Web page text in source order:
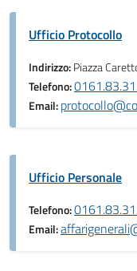
Ufficio Protocollo
Indirizzo:Piazza
Telefono:
Email:
Ufficio Personale
Telefono:
Email: